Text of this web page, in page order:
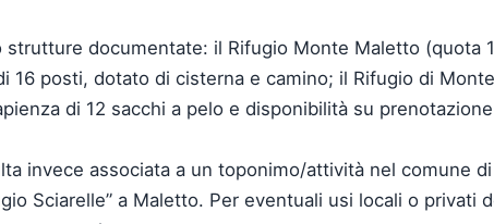
documentate: il Rifugio Monte Maletto (quota
16 posti, dotato di cisterna e camino; il Rifugio di
di 12 sacchi a pelo e disponibilità su
invece associata a un toponimo/attività nel comune
Sciarelle” a Maletto. Per eventuali usi locali o privati